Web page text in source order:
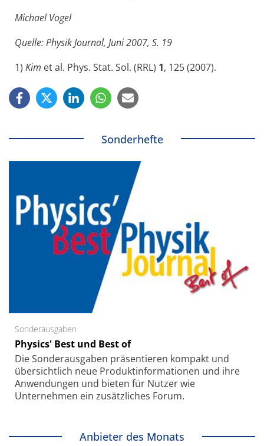
Michael Vogel
Quelle: Physik Journal, Juni 2007, S. 19
1) Kim et al. Phys. Stat. Sol. (RRL) 1, 125 (2007).
Sonderhefte
Sonderausgaben
Physics' Best und Best of
Die Sonder­ausgaben präsentieren kompakt und
übersichtlich neue Produkt­informationen und ihre
Anwendungen und bieten für Nutzer wie
Unternehmen ein zusätzliches Forum.
Anbieter des Monats